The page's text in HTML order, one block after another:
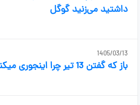
داشتید می‌زنید گوگل
1405/03/13
باز که گفتن 13 تیر چرا اینجوری میکنن💔😐